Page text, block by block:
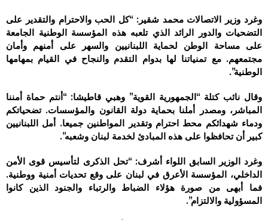
وغرد وزير الاتصالات محمد شقير: “كل الحب والاحترام والتقدير على
التضحيات والدور الرائد الذي تلعبه هذه المؤسسة الوطنية الجامعة
على مساحة الوطن لحماية اللبنانيين والسهر على أمنهم وأمان
مجتمعهم. مع تمنياتنا لها بدوام التقدم والنجاح في القيام بمهامها
الوطنية”.
وقال نائب كتلة “الجمهورية القوية” وهبي قاطيشا: “‏أنتم حماة أمننا
المباشر، ومصدر أملنا بحماية دولة القانون والمؤسسات. تضحياتكم
ودماء شهدائكم محط احترام وتقدير المواطنين جميعا. أمل اللبنانيين
كبير أن تحافظوا على هذه المبادئ لخدمة لبنان وشعبه”.
وغرد الوزير السابق اللواء أشرف: “تحل الذكرى لتأسيس قوى الأمن
الداخلي، المؤسسة الأعرق في لبنان على وقع تحديات أمنية ووطنية.
فما أبهى من صورة هؤلاء الضباط والرتباء والجنود الذين كانوا
المسؤولية والالتزام”.